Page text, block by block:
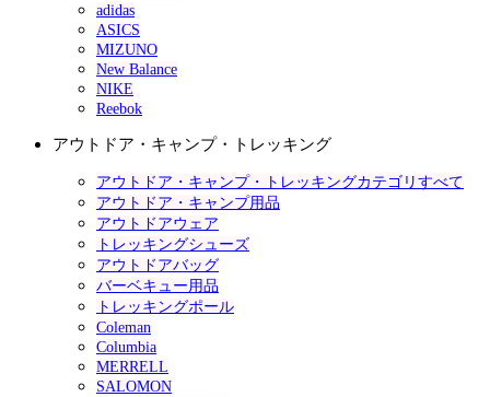
adidas
ASICS
MIZUNO
New Balance
NIKE
Reebok
アウトドア・キャンプ・トレッキング
アウトドア・キャンプ・トレッキングカテゴリすべて
アウトドア・キャンプ用品
アウトドアウェア
トレッキングシューズ
アウトドアバッグ
バーベキュー用品
トレッキングポール
Coleman
Columbia
MERRELL
SALOMON